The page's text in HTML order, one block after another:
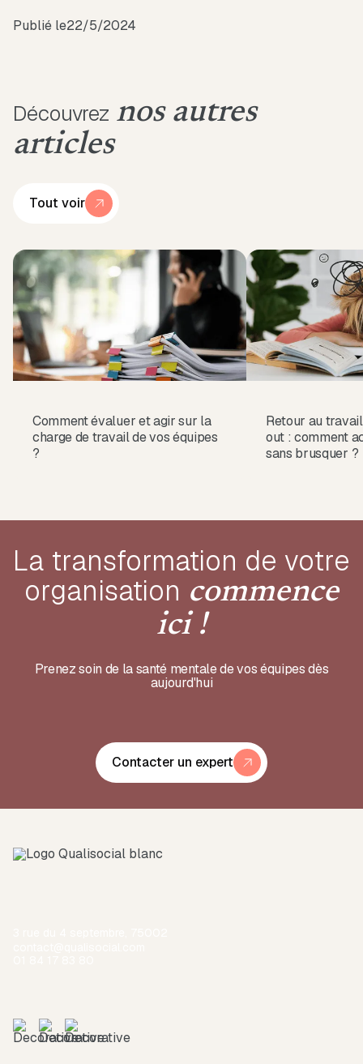
Publié le22/5/2024
Découvrez nos autres
articles
Tout voir
Comment évaluer et agir sur la
charge de travail de vos équipes
?
Retour au
out : comment
sans brusquer ?
La transformation de votre
organisation commence
ici !
Prenez soin de la santé mentale de vos équipes dès
aujourd'hui
Contacter un expert